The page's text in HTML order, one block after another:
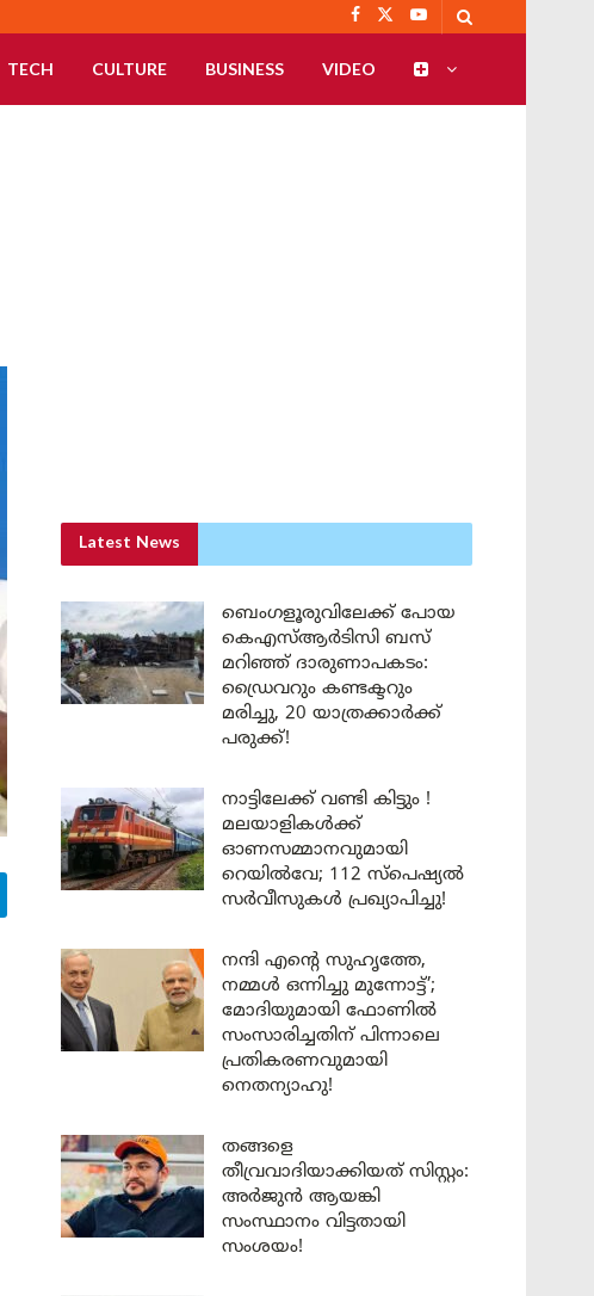
TECH CULTURE BUSINESS VIDEO
Latest News
ബെംഗളൂരുവിലേക്ക് പോയ
കെഎസ്ആർടിസി ബസ്
മറിഞ്ഞ് ദാരുണാപകടം:
ഡ്രൈവറും കണ്ടക്ടറും
മരിച്ചു, 20 യാത്രക്കാർക്ക്
പരുക്ക്!
നാട്ടിലേക്ക് വണ്ടി കിട്ടും !
മലയാളികൾക്ക്
ഓണസമ്മാനവുമായി
റെയിൽവേ; 112 സ്പെഷ്യൽ
സർവീസുകൾ പ്രഖ്യാപിച്ചു!
നന്ദി എൻ്റെ സുഹൃത്തേ,
നമ്മൾ ഒന്നിച്ചു മുന്നോട്ട്’;
മോദിയുമായി ഫോണിൽ
സംസാരിച്ചതിന് പിന്നാലെ
പ്രതികരണവുമായി
നെതന്യാഹു!
തങ്ങളെ
തീവ്രവാദിയാക്കിയത് സിസ്റ്റം:
അർജുൻ ആയങ്കി
സംസ്ഥാനം വിട്ടതായി
സംശയം!